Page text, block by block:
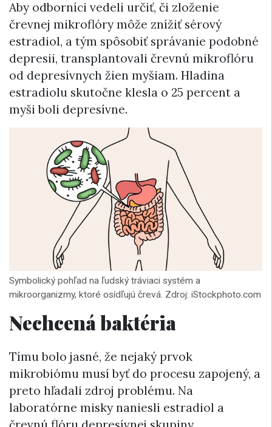
Aby odborníci vedeli určiť, či zloženie
črevnej mikroflóry môže znížiť sérový
estradiol, a tým spôsobiť správanie podobné
depresii, transplantovali črevnú mikroflóru
od depresívnych žien myšiam. Hladina
estradiolu skutočne klesla o 25 percent a
myši boli depresívne.
Symbolický pohľad na ľudský tráviaci systém a
mikroorganizmy, ktoré osídľujú črevá. Zdroj: iStockphoto.com
Nechcená baktéria
Tímu bolo jasné, že nejaký prvok
mikrobiómu musí byť do procesu zapojený, a
preto hľadali zdroj problému. Na
laboratórne misky naniesli estradiol a